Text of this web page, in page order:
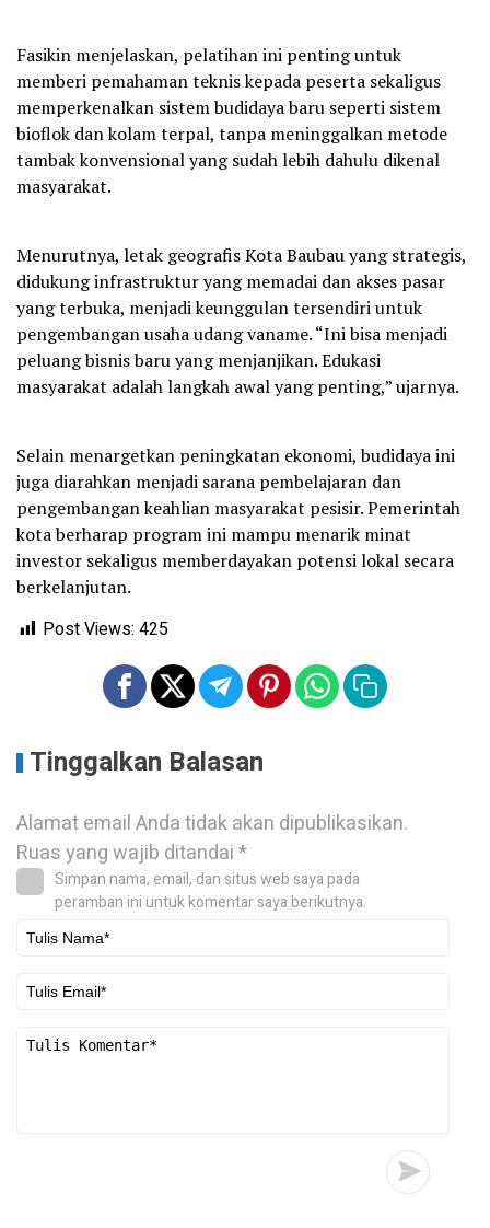
Fasikin menjelaskan, pelatihan ini penting untuk
memberi pemahaman teknis kepada peserta sekaligus
memperkenalkan sistem budidaya baru seperti sistem
bioflok dan kolam terpal, tanpa meninggalkan metode
tambak konvensional yang sudah lebih dahulu dikenal
masyarakat.
Menurutnya, letak geografis Kota Baubau yang strategis,
didukung infrastruktur yang memadai dan akses pasar
yang terbuka, menjadi keunggulan tersendiri untuk
pengembangan usaha udang vaname. “Ini bisa menjadi
peluang bisnis baru yang menjanjikan. Edukasi
masyarakat adalah langkah awal yang penting,” ujarnya.
Selain menargetkan peningkatan ekonomi, budidaya ini
juga diarahkan menjadi sarana pembelajaran dan
pengembangan keahlian masyarakat pesisir. Pemerintah
kota berharap program ini mampu menarik minat
investor sekaligus memberdayakan potensi lokal secara
berkelanjutan.
Post Views: 425
Tinggalkan Balasan
Alamat email Anda tidak akan dipublikasikan.
Ruas yang wajib ditandai*
Simpan nama, email, dan situs web saya pada
peramban ini untuk komentar saya berikutnya.